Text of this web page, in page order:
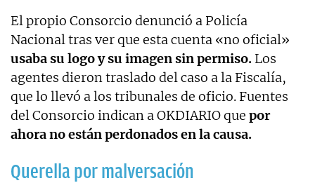
El propio Consorcio denunció a Policía
Nacional tras ver que esta cuenta «no oficial»
usaba su logo y su imagen sin permiso. Los
agentes dieron traslado del caso a la Fiscalía,
que lo llevó a los tribunales de oficio. Fuentes
del Consorcio indican a OKDIARIO que por
ahora no están perdonados en la causa.
Querella por malversación